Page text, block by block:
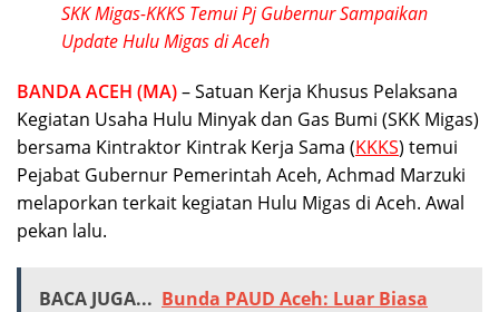
SKK Migas-KKKS Temui Pj Gubernur Sampaikan
Update Hulu Migas di Aceh
BANDA ACEH (MA)– Satuan Kerja Khusus Pelaksana
Kegiatan Usaha Hulu Minyak dan Gas Bumi (SKK Migas)
bersama Kintraktor Kintrak Kerja Sama (KKKS) temui
Pejabat Gubernur Pemerintah Aceh, Achmad Marzuki
melaporkan terkait kegiatan Hulu Migas di Aceh. Awal
pekan lalu.
BACA JUGA... Bunda PAUD Aceh: Luar Biasa